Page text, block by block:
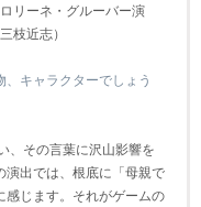
リーネ・グルーバー演
枝近志）
キャラクターでしょう
、その言葉に沢山影響を
演出では、根底に「母親で
感じます。それがゲームの